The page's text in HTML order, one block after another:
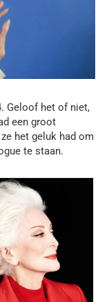
Geloof het of niet,
een groot
het geluk had om
te staan.